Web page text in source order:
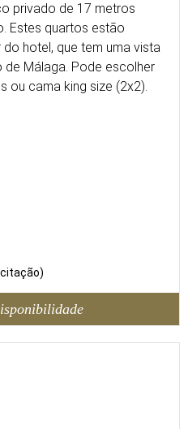
privado de 17 metros
Estes quartos estão
hotel, que tem uma vista
Málaga. Pode escolher
ou cama king size (2x2).